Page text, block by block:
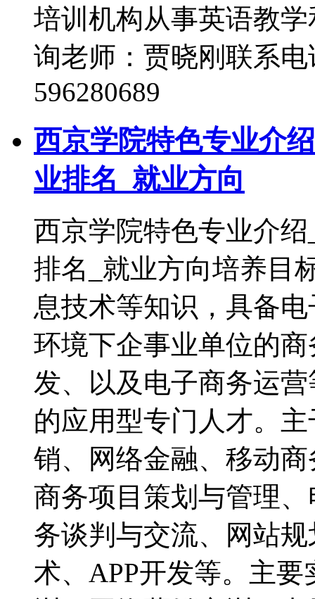
培训机构从事英语教
询老师：贾晓刚联系电
596280689
西京学院特色专业介
业排名_就业方向
西京学院特色专业介
排名_就业方向培养目
息技术等知识，具备
环境下企事业单位的
发、以及电子商务运
的应用型专门人才。
销、网络金融、移动
商务项目策划与管理
务谈判与交流、网站
术、APP开发等。主